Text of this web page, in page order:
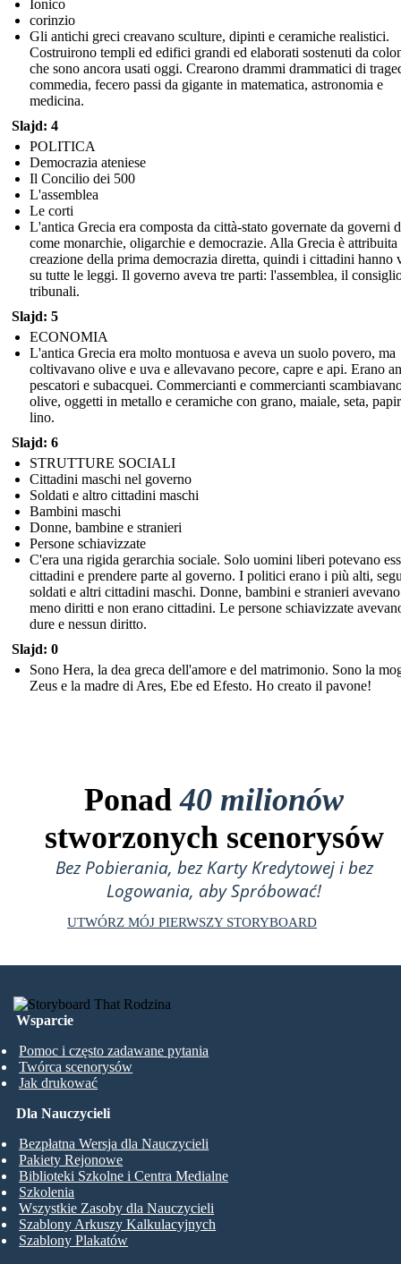
Ionico
corinzio
Gli antichi greci creavano sculture, dipinti e ceramiche realistici.
Costruirono templi ed edifici grandi ed elaborati sostenuti da
che sono ancora usati oggi. Crearono drammi drammatici di
commedia, fecero passi da gigante in matematica, astronomia e
medicina.
Slajd: 4
POLITICA
Democrazia ateniese
Il Concilio dei 500
L'assemblea
Le corti
L'antica Grecia era composta da città-stato governate da governi
come monarchie, oligarchie e democrazie. Alla Grecia è attribuita
creazione della prima democrazia diretta, quindi i cittadini hanno
su tutte le leggi. Il governo aveva tre parti: l'assemblea, il
tribunali.
Slajd: 5
ECONOMIA
L'antica Grecia era molto montuosa e aveva un suolo povero, ma
coltivavano olive e uva e allevavano pecore, capre e api. Erano
pescatori e subacquei. Commercianti e commercianti
olive, oggetti in metallo e ceramiche con grano, maiale, seta,
lino.
Slajd: 6
STRUTTURE SOCIALI
Cittadini maschi nel governo
Soldati e altro cittadini maschi
Bambini maschi
Donne, bambine e stranieri
Persone schiavizzate
C'era una rigida gerarchia sociale. Solo uomini liberi potevano
cittadini e prendere parte al governo. I politici erano i più alti,
soldati e altri cittadini maschi. Donne, bambini e stranieri
meno diritti e non erano cittadini. Le persone schiavizzate
dure e nessun diritto.
Slajd: 0
Sono Hera, la dea greca dell'amore e del matrimonio. Sono la
Zeus e la madre di Ares, Ebe ed Efesto. Ho creato il pavone!
Ponad40 milionów
stworzonych scenorysów
Bez Pobierania, bez Karty Kredytowej i bez
Logowania, aby Spróbować!
UTWÓRZ MÓJ PIERWSZY STORYBOARD
Wsparcie
Pomoc i często zadawane pytania
Twórca scenorysów
Jak drukować
Dla Nauczycieli
Bezpłatna Wersja dla Nauczycieli
Pakiety Rejonowe
Biblioteki Szkolne i Centra Medialne
Szkolenia
Wszystkie Zasoby dla Nauczycieli
Szablony Arkuszy Kalkulacyjnych
Szablony Plakatów